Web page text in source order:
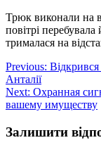
Трюк виконали на
повітрі
трималася на
Навігація
записів
Previous:
Анталії
Next: Охранная
вашему имуществу
Залишити